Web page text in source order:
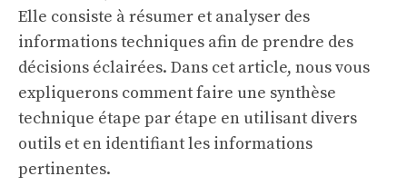
Elle consiste à résumer et analyser des
informations techniques afin de prendre des
décisions éclairées. Dans cet article, nous vous
expliquerons comment faire une synthèse
technique étape par étape en utilisant divers
outils et en identifiant les informations
pertinentes.